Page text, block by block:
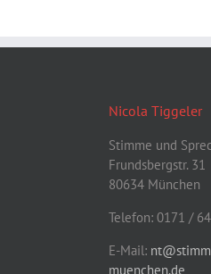
Nicola Tiggeler
Stimme und
Frundsbergstr. 31
80634 München
Telefon: 0171 /
E-Mail:
muenchen.de